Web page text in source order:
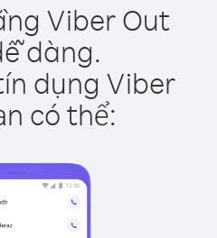
Viber Out
dàng.
dụng Viber
có thể: